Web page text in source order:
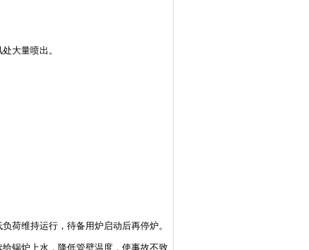
大量喷出。
荷维持运行，待备用炉启动后再停炉。
锅炉上水，降低管壁温度，使事故不致